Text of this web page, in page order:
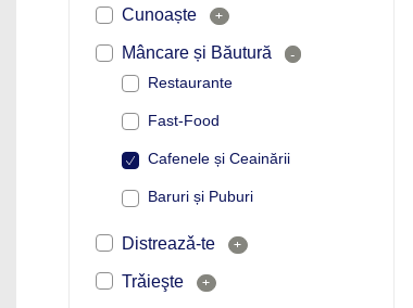
Cunoaște +
Mâncare și Băutură -
Restaurante
Fast-Food
Cafenele și Ceainării
Baruri și Puburi
Distreazǎ-te +
Trǎieşte +